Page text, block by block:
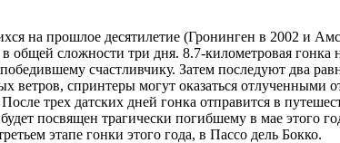
на прошлое десятилетие (Гронинген в 2002 и
общей сложности три дня. 8.7-километровая гонка
счастливчику. Затем последуют два
ветров, спринтеры могут оказаться отлученными
трех датских дней гонка отправится в
посвящен трагически погибшему в мае этого
этапе гонки этого года, в Пассо дель Бокко.